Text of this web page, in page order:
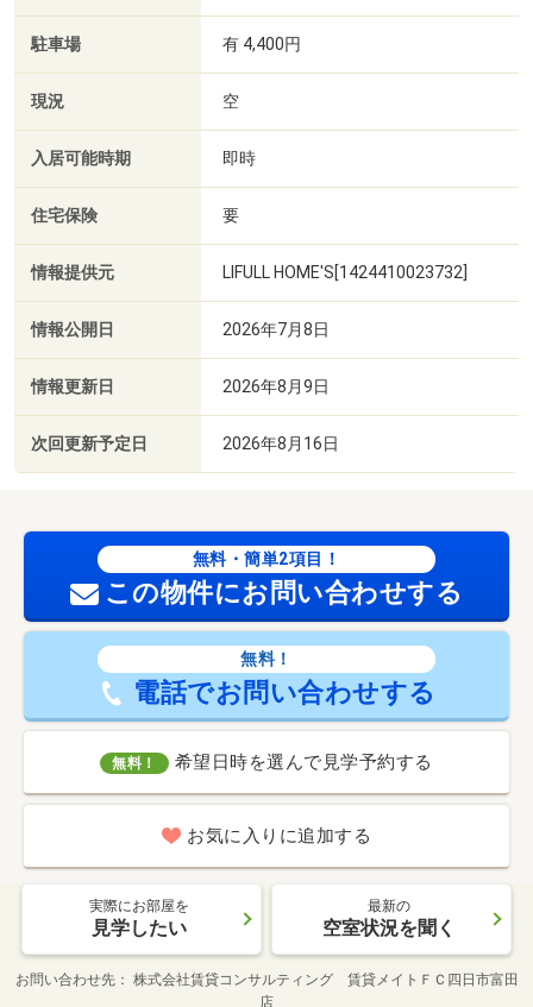
駐車場 有 4,400円
現況 空
入居可能時期 即時
住宅保険 要
情報提供元 LIFULL HOME'S[1424410023732]
情報公開日 2026年7月8日
情報更新日 2026年8月9日
次回更新予定日 2026年8月16日
無料・簡単2項目！
この物件にお問い合わせする
無料！
電話でお問い合わせする
無料！ 希望日時を選んで見学予約する
お気に入りに追加する
実際にお部屋を
見学したい
最新の
空室状況を聞く
お問い合わせ先
株式会社賃貸コンサルティング 賃貸メイトＦＣ四日市富田
店